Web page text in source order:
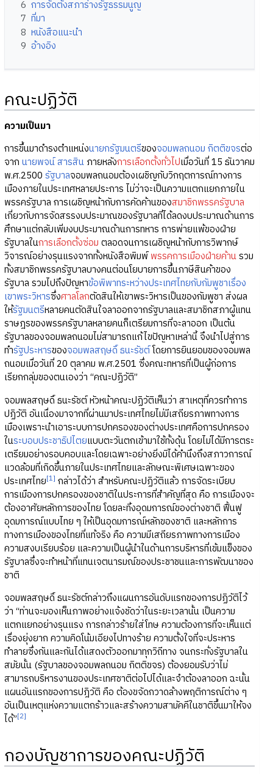
6 การจัดตั้งสภาร่างรัฐธรรมนูญ
7 ที่มา
8 หนังสือแนะนำ
9 อ้างอิง
คณะปฏิวัติ
ความเป็นมา
การขึ้นมาดำรงตำแหน่งนายกรัฐมนตรีของจอมพลถนอม กิตติขจรต่อ
จาก นายพจน์ สารสินภายหลังการเลือกตั้งทั่วไปเมื่อวันที่ 15 ธันวาคม
พ.ศ.2500 รัฐบาลจอมพลถนอมต้องเผชิญกับวิกฤตการณ์ทางการ
เมืองภายในประเทศหลายประการ ไม่ว่าจะเป็นความแตกแยกภายใน
พรรครัฐบาล การเผชิญหน้ากับการคัดค้านของสมาชิกพรรครัฐบาล
เกี่ยวกับการจัดสรรงบประมาณของรัฐบาลที่ได้ลดงบประมาณด้านการ
ศึกษาแต่กลับเพิ่มงบประมาณด้านการทหาร การพ่ายแพ้ของฝ่าย
รัฐบาลในการเลือกตั้งซ่อม ตลอดจนการเผชิญหน้ากับการวิพากษ์
วิจารณ์อย่างรุนแรงจากทั้งหนังสือพิมพ์พรรคการเมืองฝ่ายค้านรวม
ทั้งสมาชิกพรรครัฐบาลบางคนต่อนโยบายการขึ้นภาษีสินค้าของ
รัฐบาล รวมไปถึงปัญหาข้อพิพาทระหว่างประเทศไทยกับกัมพูชาเรื่อง
เขาพระวิหารซึ่งศาลโลกตัดสินให้เขาพระวิหารเป็นของกัมพูชา ส่งผล
ให้รัฐมนตรีหลายคนตัดสินใจลาออกจากรัฐบาลและสมาชิกสภาผู้แทน
ราษฎรของพรรครัฐบาลหลายคนก็เตรียมการที่จะลาออก เป็นต้น
รัฐบาลของจอมพลถนอมไม่สามารถแก้ไขปัญหาเหล่านี้ จึงนำไปสู่การ
ทำรัฐประหารของจอมพลสฤษดิ์ ธนะรัชต์โดยการยินยอมของจอมพล
ถนอมเมื่อวันที่ 20 ตุลาคม พ.ศ.2501 ซึ่งคณะทหารที่เป็นผู้ก่อการ
เรียกกลุ่มของตนเองว่า “คณะปฏิวัติ”
จอมพลสฤษดิ์ ธนะรัชต์ หัวหน้าคณะปฏิวัติเห็นว่า สาเหตุที่ควรทำการ
ปฏิวัติ อันเนื่องมาจากที่ผ่านมาประเทศไทยไม่มีเสถียรภาพทางการ
เมืองเพราะนำเอาระบบการปกครองของต่างประเทศคือการปกครอง
ในระบอบประชาธิปไตยแบบตะวันตกเข้ามาใช้ทั้งดุ้น โดยไม่ได้มีการตระ
เตรียมอย่างรอบคอบและโดยเฉพาะอย่างยิ่งมิได้คำนึงถึงสภาวการณ์
แวดล้อมที่เกิดขึ้นภายในประเทศไทยและลักษณะพิเศษเฉพาะของ
ประเทศไทย[1] กล่าวได้ว่า สำหรับคณะปฏิวัติแล้ว การจัดระเบียบ
การเมืองการปกครองของชาติในประการที่สำคัญที่สุด คือ การเมืองจะ
ต้องอาศัยหลักการของไทย โดยละทิ้งอุดมการณ์ของต่างชาติ ฟื้นฟู
อุดมการณ์แบบไทย ๆ ให้เป็นอุดมการณ์หลักของชาติ และหลักการ
ทางการเมืองของไทยที่แท้จริง คือ ความมีเสถียรภาพทางการเมือง
ความสงบเรียบร้อย และความเป็นผู้นำในด้านการบริหารที่เข้มแข็งของ
รัฐบาลซึ่งจะทำหน้าที่แทนเจตนารมณ์ของประชาชนและการพัฒนาของ
ชาติ
จอมพลสฤษดิ์ ธนะรัชต์กล่าวถึงแผนการอันดับแรกของการปฏิวัติไว้
ว่า “ท่านจะมองเห็นภาพอย่างแจ้งชัดว่าในระยะเวลานั้น เป็นความ
แตกแยกอย่างรุนแรง การกล่าวร้ายใส่โทษ ความต้องการที่จะเห็นแต่
เรื่องยุ่งยาก ความคิดโน้มเอียงไปทางร้าย ความตั้งใจที่จะประหาร
ทำลายซึ่งกันและกันได้แสดงตัวออกมาทุกวิถีทาง จนกระทั่งรัฐบาลใน
สมัยนั้น (รัฐบาลของจอมพลถนอม กิตติขจร) ต้องยอมรับว่าไม่
สามารถบริหารงานของประเทศชาติต่อไปได้และจำต้องลาออก ฉะนั้น
แผนอันแรกของการปฎิวัติ คือ ต้องขจัดกวาดล้างพฤติการณ์ต่าง ๆ
อันเป็นเหตุแห่งความแตกร้าวและสร้างความสามัคคีในชาติขึ้นมาให้จง
ได้”[2]
กองบัญชาการของคณะปฏิวัติ